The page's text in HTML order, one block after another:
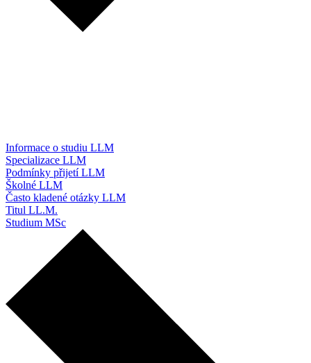
Informace o studiu LLM
Specializace LLM
Podmínky přijetí LLM
Školné LLM
Často kladené otázky LLM
Titul LL.M.
Studium MSc